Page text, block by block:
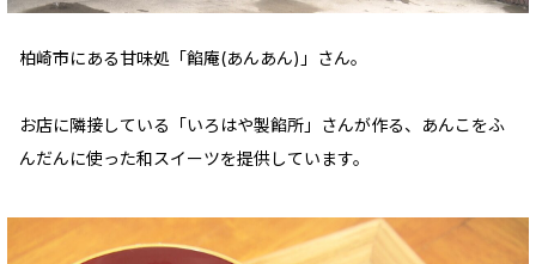
柏崎市にある甘味処「餡庵(あんあん)」さん。
お店に隣接している「いろはや製餡所」さんが作る、あんこをふ
んだんに使った和スイーツを提供しています。